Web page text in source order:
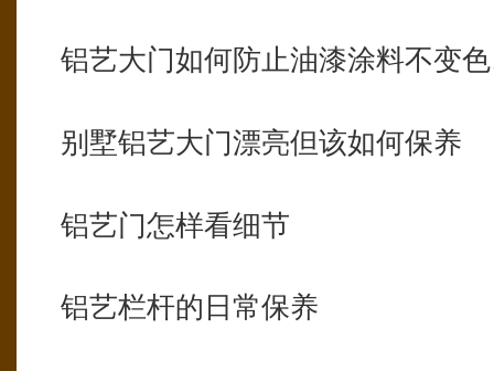
铝艺大门如何防止油漆涂料不变
别墅铝艺大门漂亮但该如何保养
铝艺门怎样看细节
铝艺栏杆的日常保养